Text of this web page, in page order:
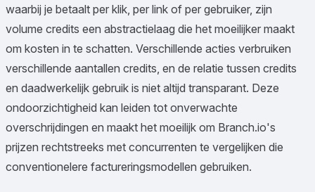
waarbij je betaalt per klik, per link of per gebruiker, zijn
volume credits een abstractielaag die het moeilijker maakt
om kosten in te schatten. Verschillende acties verbruiken
verschillende aantallen credits, en de relatie tussen credits
en daadwerkelijk gebruik is niet altijd transparant. Deze
ondoorzichtigheid kan leiden tot onverwachte
overschrijdingen en maakt het moeilijk om Branch.io's
prijzen rechtstreeks met concurrenten te vergelijken die
conventionelere factureringsmodellen gebruiken.